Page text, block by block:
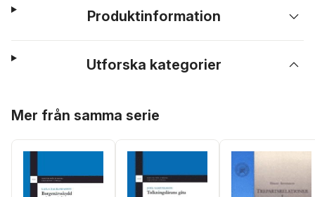
Produktinformation
Utforska kategorier
Mer från samma serie